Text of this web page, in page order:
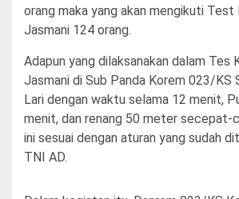
orang maka yang akan mengikuti Test
Jasmani 124 orang.
Adapun yang dilaksanakan dalam Tes
Jasmani di Sub Panda Korem 023/KS
Lari dengan waktu selama 12 menit,
menit, dan renang 50 meter secepat-
ini sesuai dengan aturan yang sudah
TNI AD.